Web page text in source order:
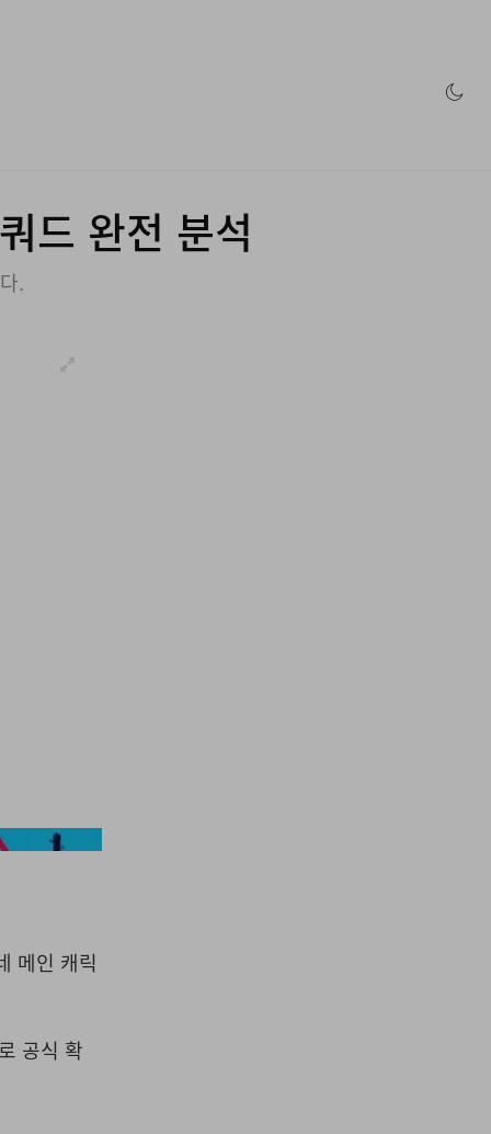
드 완전 분석
.
Netflix
메인 캐릭
공식 확